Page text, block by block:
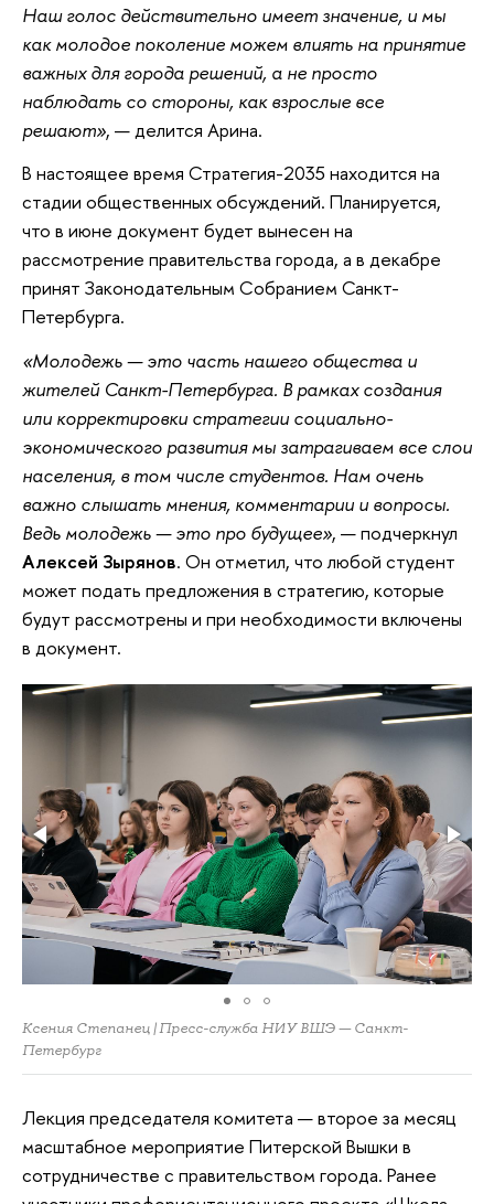
Наш голос действительно имеет значение, и мы
как молодое поколение можем влиять на принятие
важных для города решений, а не просто
наблюдать со стороны, как взрослые все
решают», — делится Арина.
В настоящее время Стратегия-2035 находится на
стадии общественных обсуждений. Планируется,
что в июне документ будет вынесен на
рассмотрение правительства города, а в декабре
принят Законодательным Собранием Санкт-
Петербурга.
«Молодежь — это часть нашего общества и
жителей Санкт-Петербурга. В рамках создания
или корректировки стратегии социально-
экономического развития мы затрагиваем все слои
населения, в том числе студентов. Нам очень
важно слышать мнения, комментарии и вопросы.
Ведь молодежь — это про будущее», — подчеркнул
Алексей Зырянов. Он отметил, что любой студент
может подать предложения в стратегию, которые
будут рассмотрены и при необходимости включены
в документ.
Ксения Степанец | Пресс-служба НИУ ВШЭ — Санкт-
Петербург
Лекция председателя комитета — второе за месяц
масштабное мероприятие Питерской Вышки в
сотрудничестве с правительством города. Ранее